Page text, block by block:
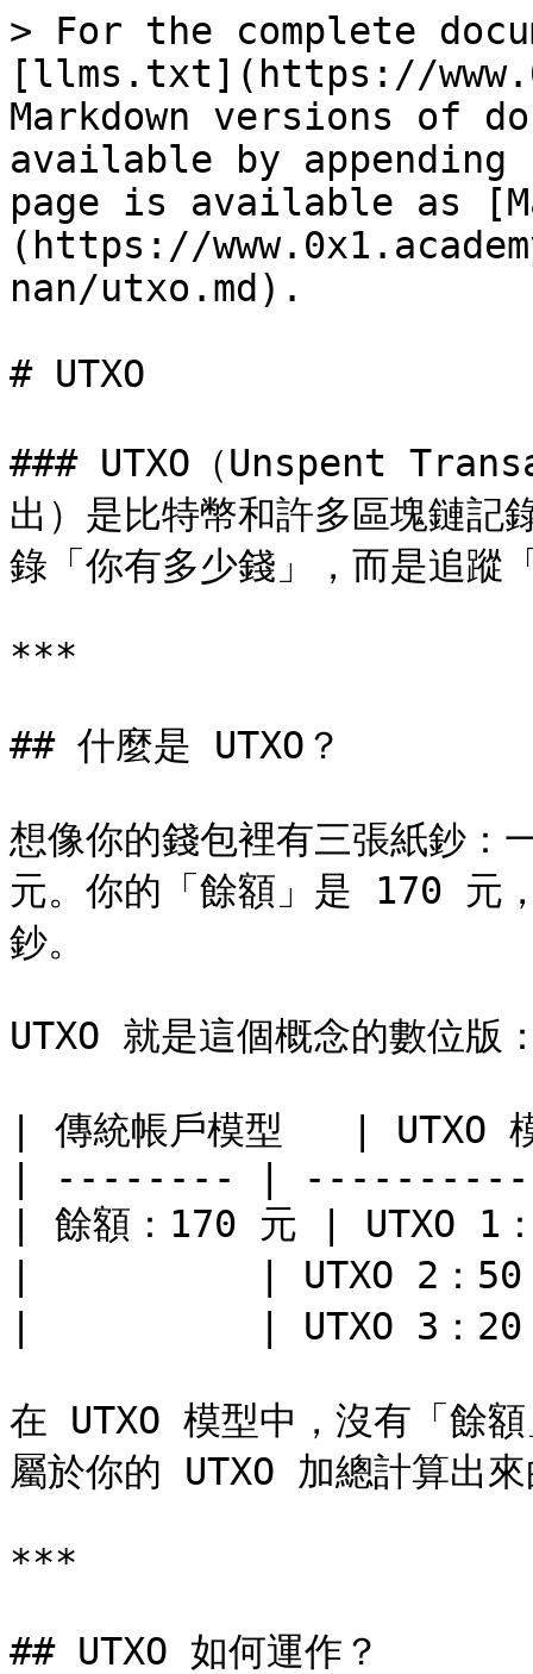
> For the complete
[llms.txt](https://
Markdown versions of
available by
page is available as
(https://
nan/utxo.md).
# UTXO
### UTXO（Unspent
出）是比特幣和許多區塊鏈記
錄「你有多少錢」，而是追蹤
***
## 什麼是 UTXO？
想像你的錢包裡有三張紙鈔
元。你的「餘額」是 170 元
鈔。
UTXO 就是這個概念的數位版
| 傳統帳戶模型   |
| -------- |
| 餘額：170 元 | UTXO 1
|          | UTXO 2：
|          | UTXO 3：
在 UTXO 模型中，沒有「餘
屬於你的 UTXO 加總計算出
***
## UTXO 如何運作？